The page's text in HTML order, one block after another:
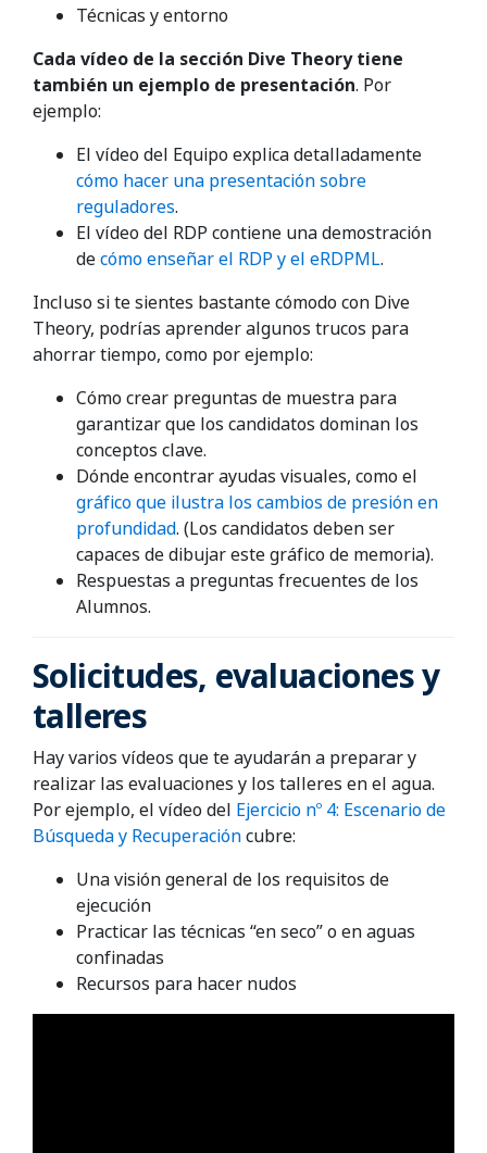
Técnicas y entorno
Cada vídeo de la sección Dive Theory tiene
también un ejemplo de presentación. Por
ejemplo:
El vídeo del Equipo explica detalladamente
cómo hacer una presentación sobre
reguladores.
El vídeo del RDP contiene una demostración
decómo enseñar el RDP y el eRDPML.
Incluso si te sientes bastante cómodo con Dive
Theory, podrías aprender algunos trucos para
ahorrar tiempo, como por ejemplo:
Cómo crear preguntas de muestra para
garantizar que los candidatos dominan los
conceptos clave.
Dónde encontrar ayudas visuales, como el
gráfico que ilustra los cambios de presión en
profundidad. (Los candidatos deben ser
capaces de dibujar este gráfico de memoria).
Respuestas a preguntas frecuentes de los
Alumnos.
Solicitudes, evaluaciones y
talleres
Hay varios vídeos que te ayudarán a preparar y
realizar las evaluaciones y los talleres en el agua.
Por ejemplo, el vídeo del Ejercicio nº 4: Escenario de
Búsqueda y Recuperacióncubre:
Una visión general de los requisitos de
ejecución
Practicar las técnicas “en seco” o en aguas
confinadas
Recursos para hacer nudos